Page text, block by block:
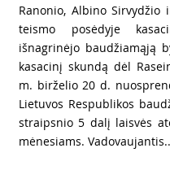
Ranonio, Albino Sirvydžio
teismo posėdyje
išnagrinėjo baudžiamąją
kasacinį skundą dėl
m. birželio 20 d.
Lietuvos Respublikos
straipsnio 5 dalį laisvės
mėnesiams.